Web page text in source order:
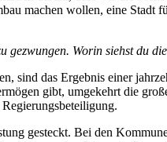
machen wollen, eine Stadt
gezwungen. Worin siehst du
sind das Ergebnis einer
gibt, umgekehrt die
gesteckt. Bei den